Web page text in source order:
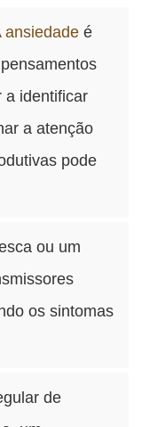
ansiedade é
a identificar
a atenção
pode
ou um
os sintomas
de